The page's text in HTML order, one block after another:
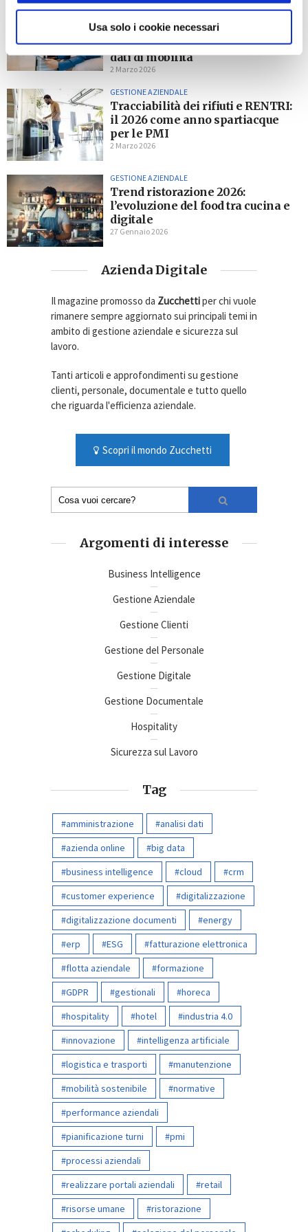
Usa solo i cookie necessari
movimento: smart working,
trasferte, geolocalizzazione e
dati di mobilità
2 Marzo 2026
GESTIONE AZIENDALE
Tracciabilità dei rifiuti e RENTRI:
il 2026 come anno spartiacque
per le PMI
2 Marzo 2026
GESTIONE AZIENDALE
Trend ristorazione 2026:
l’evoluzione del food tra cucina e
digitale
27 Gennaio 2026
Azienda Digitale
Il magazine promosso da Zucchettiper chi vuole
rimanere sempre aggiornato sui principali temi in
ambito di gestione aziendale e sicurezza sul
lavoro.
Tanti articoli e approfondimenti su gestione
clienti, personale, documentale e tutto quello
che riguarda l'efficienza aziendale.
Scopri il mondo Zucchetti
Argomenti di interesse
Business Intelligence
Gestione Aziendale
Gestione Clienti
Gestione del Personale
Gestione Digitale
Gestione Documentale
Hospitality
Sicurezza sul Lavoro
Tag
amministrazione
analisi dati
azienda online
big data
business intelligence
cloud
crm
customer experience
digitalizzazione
digitalizzazione documenti
energy
erp
ESG
fatturazione elettronica
flotta aziendale
formazione
GDPR
gestionali
horeca
hospitality
hotel
industria 4.0
innovazione
intelligenza artificiale
logistica e trasporti
manutenzione
mobilità sostenibile
normative
performance aziendali
pianificazione turni
pmi
processi aziendali
realizzare portali aziendali
retail
risorse umane
ristorazione